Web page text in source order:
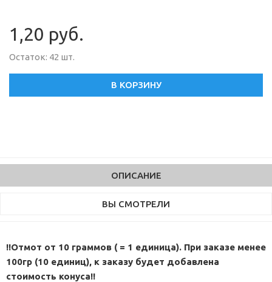
1,20 руб.
Остаток: 42 шт.
В КОРЗИНУ
ОПИСАНИЕ
ВЫ СМОТРЕЛИ
!!Отмот от 10 граммов ( = 1 единица). При заказе менее
100гр (10 единиц), к заказу будет добавлена
стоимость конуса!!